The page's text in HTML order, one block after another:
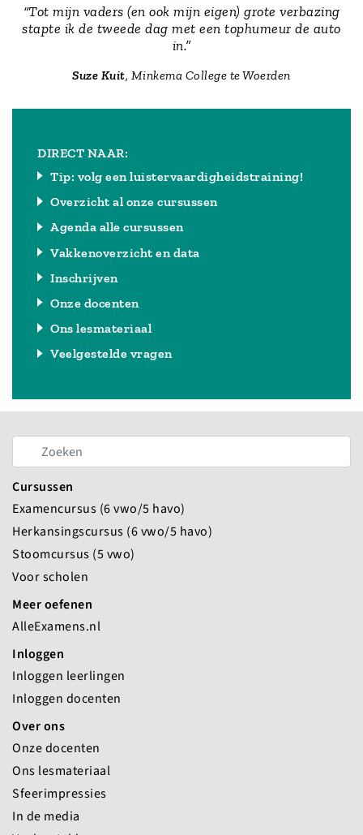
“Tot mijn vaders (en ook mijn eigen) grote verbazing
stapte ik de tweede dag met een tophumeur de auto
in.”
Suze Kuit, Minkema College te Woerden
DIRECT NAAR:
Tip: volg een luistervaardigheidstraining!
Overzicht al onze cursussen
Agenda alle cursussen
Vakkenoverzicht en data
Inschrijven
Onze docenten
Ons lesmateriaal
Veelgestelde vragen
Cursussen
Examencursus (6 vwo/5 havo)
Herkansingscursus (6 vwo/5 havo)
Stoomcursus (5 vwo)
Voor scholen
Meer oefenen
AlleExamens.nl
Inloggen
Inloggen leerlingen
Inloggen docenten
Over ons
Onze docenten
Ons lesmateriaal
Sfeerimpressies
In de media